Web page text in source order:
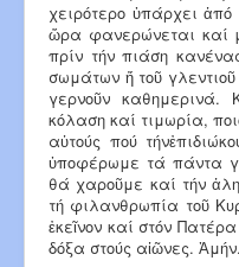
χειρότερο ὑπάρχει ἀπό
ὥρα φανερώνεται καί
πρίν τήν πιάση
σωμάτων ἤ τοῦ
γερνοῦν καθημερινά.
κόλαση καί τιμωρία,
αὐτούς πού
ὑποφέρωμε τά πάντα
θά χαροῦμε καί τήν
τή φιλανθρωπία τοῦ
ἐκεῖνον καί στόν
δόξα στούς αἰῶνες. Ἀμήν.